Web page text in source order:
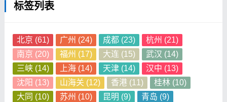
标签列表
北京 (61) 广州 (24) 成都(23) 杭州 (21)
南京 (20) 福州 (17) 大连 (15) 武汉 (14)
三峡(14) 上海(14) 天津(14) 汉中 (13)
沈阳 (13) 山海关 (12) 香港(11) 桂林(10)
大同 (10) 苏州 (10) 昆明 (9) 青岛 (9)